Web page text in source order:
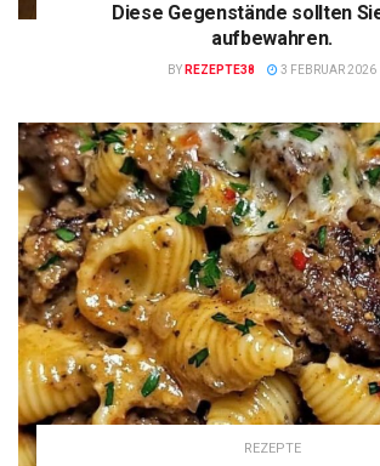
Diese Gegenstände sollten
aufbewahren.
BY REZEPTE38 3 FEBRUAR 2026
REZEPTE